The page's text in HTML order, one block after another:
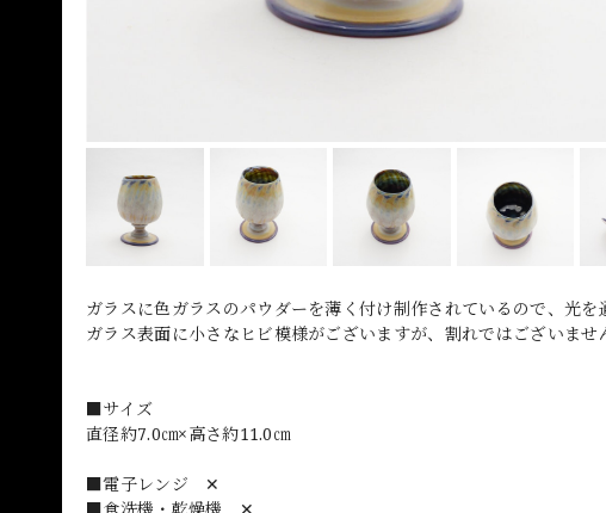
ガラスに色ガラスのパウダーを薄く付け制作されているので、光
ガラス表面に小さなヒビ模様がございますが、割れではございませ
■サイズ
直径約7.0㎝×高さ約11.0㎝
■電子レンジ ✕
■食洗機・乾燥機 ✕